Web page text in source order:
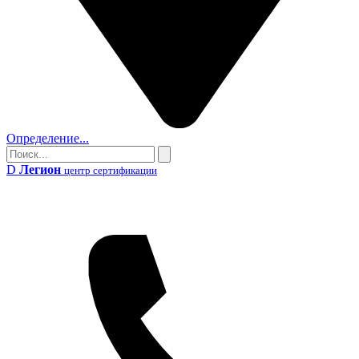
Определение...
Поиск
Поиск
D Легион центр сертификации